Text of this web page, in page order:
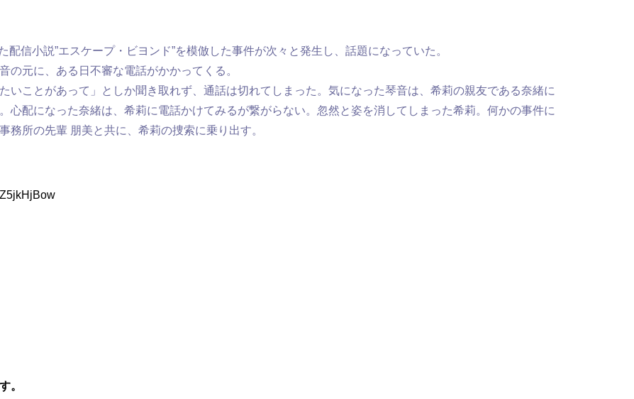
信小説”エスケープ・ビヨンド”を模倣した事件が次々と発生し、話題になっていた。
の元に、ある日不審な電話がかかってくる。
いことがあって」としか聞き取れず、通話は切れてしまった。気になった琴音は、希莉の親友である奈緒に
心配になった奈緒は、希莉に電話かけてみるが繋がらない。忽然と姿を消してしまった希莉。何かの事件に
所の先輩 朋美と共に、希莉の捜索に乗り出す。
。